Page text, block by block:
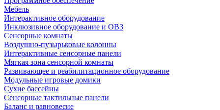
Мебель
Интерактивное оборудование
Инклюзивное оборудование и ОВЗ
Cенсорные комнаты
Воздушно-пузырьковые колонны
Интерактивные сенсорные панели
Мягкая зона сенсорной комнаты
Развивающее и реабилитационное оборудование
Модульные игровые домики
Сухие бассейны
Сенсорные тактильные панели
Баланс и равновесие